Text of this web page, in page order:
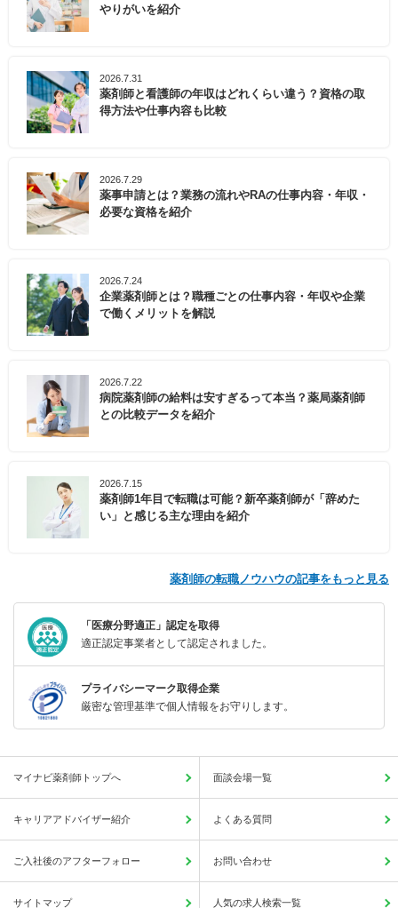
やりがいを紹介
2026.7.31
薬剤師と看護師の年収はどれくらい違う？資格の取
得方法や仕事内容も比較
2026.7.29
薬事申請とは？業務の流れやRAの仕事内容・年収・
必要な資格を紹介
2026.7.24
企業薬剤師とは？職種ごとの仕事内容・年収や企業
で働くメリットを解説
2026.7.22
病院薬剤師の給料は安すぎるって本当？薬局薬剤師
との比較データを紹介
2026.7.15
薬剤師1年目で転職は可能？新卒薬剤師が「辞めた
い」と感じる主な理由を紹介
薬剤師の転職ノウハウの記事をもっと見る
「医療分野適正」認定を取得
適正認定事業者として認定されました。
プライバシーマーク取得企業
厳密な管理基準で個人情報をお守りします。
マイナビ薬剤師トップへ 面談会場一覧
キャリアアドバイザー紹介 よくある質問
ご入社後のアフターフォロー お問い合わせ
サイトマップ 人気の求人検索一覧